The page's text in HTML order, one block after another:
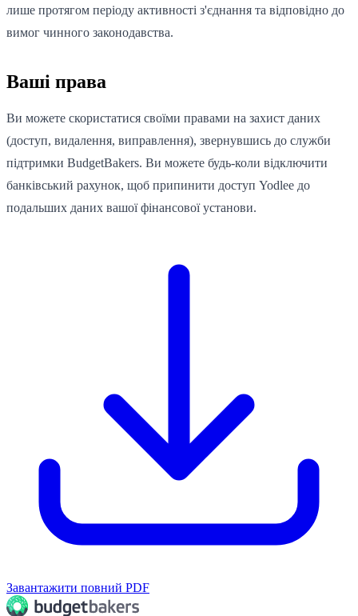
лише протягом періоду активності з'єднання та відповідно до
вимог чинного законодавства.
Ваші права
Ви можете скористатися своїми правами на захист даних
(доступ, видалення, виправлення), звернувшись до служби
підтримки BudgetBakers. Ви можете будь-коли відключити
банківський рахунок, щоб припинити доступ Yodlee до
подальших даних вашої фінансової установи.
Завантажити повний PDF